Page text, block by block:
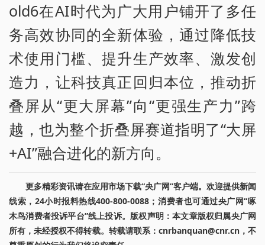
old6在AI时代为广大用户铺开了多任
务高效协同的全新体验，通过降低技
术使用门槛、提升生产效率、激发创
造力，让科技真正回归本位，推动折
叠屏从“更大屏幕”向“更强生产力”跨
越，也为整个折叠屏赛道指明了“大屏
+AI”融合进化的新方向。
更多精彩资讯请在应用市场下载“央广网”客户端。欢迎提供新闻
线索，24小时报料热线400-800-0088；消费者也可通过央广网“啄
木鸟消费者投诉平台”线上投诉。版权声明：本文章版权归属央广网
所有，未经授权不得转载。转载请联系：cnrbanquan@cnr.cn，不